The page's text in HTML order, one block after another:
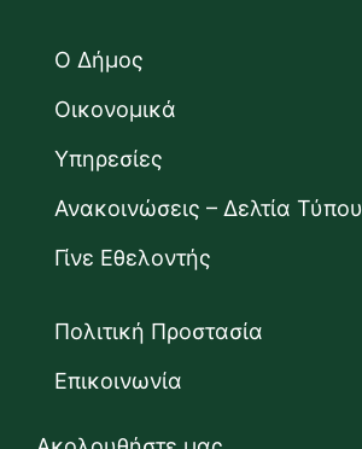
Ο Δήμος
Οικονομικά
Υπηρεσίες
Ανακοινώσεις – Δελτία Τύπου
Γίνε Εθελοντής
Πολιτική Προστασία
Επικοινωνία